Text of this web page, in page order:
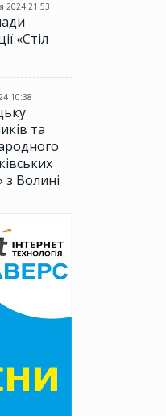
2024 21:53
«Стіл
10:38
та
Волині